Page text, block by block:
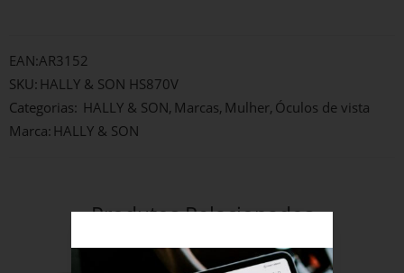
EAN:AR3152
SKU: HALLY & SON HS870V
Categorias: HALLY & SON, Marcas, Mulher, Óculos de vista
Marca: HALLY & SON
Produtos Relacionados